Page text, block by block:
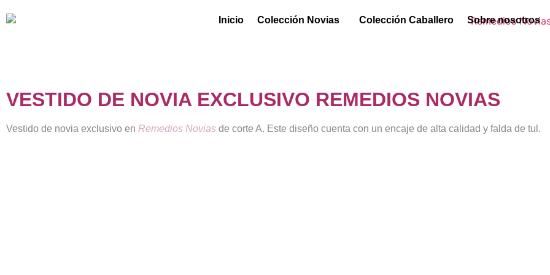
Inicio Colección Novias Colección Caballero Sobre nosotros
VESTIDO DE NOVIA EXCLUSIVO REMEDIOS NOVIAS
Vestido de novia exclusivo en Remedios Novias de corte A. Este diseño cuenta con un encaje de alta calidad y falda de tul.